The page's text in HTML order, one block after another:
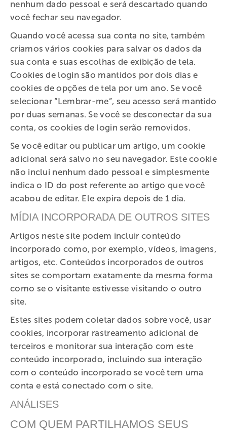
nenhum dado pessoal e será descartado quando
você fechar seu navegador.
Quando você acessa sua conta no site, também
criamos vários cookies para salvar os dados da
sua conta e suas escolhas de exibição de tela.
Cookies de login são mantidos por dois dias e
cookies de opções de tela por um ano. Se você
selecionar “Lembrar-me”, seu acesso será mantido
por duas semanas. Se você se desconectar da sua
conta, os cookies de login serão removidos.
Se você editar ou publicar um artigo, um cookie
adicional será salvo no seu navegador. Este cookie
não inclui nenhum dado pessoal e simplesmente
indica o ID do post referente ao artigo que você
acabou de editar. Ele expira depois de 1 dia.
MÍDIA INCORPORADA DE OUTROS SITES
Artigos neste site podem incluir conteúdo
incorporado como, por exemplo, vídeos, imagens,
artigos, etc. Conteúdos incorporados de outros
sites se comportam exatamente da mesma forma
como se o visitante estivesse visitando o outro
site.
Estes sites podem coletar dados sobre você, usar
cookies, incorporar rastreamento adicional de
terceiros e monitorar sua interação com este
conteúdo incorporado, incluindo sua interação
com o conteúdo incorporado se você tem uma
conta e está conectado com o site.
ANÁLISES
COM QUEM PARTILHAMOS SEUS